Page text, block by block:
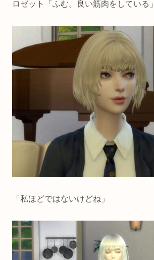
ロゼット「ふむ。良い筋肉をしている」
「私ほどではないけどね」